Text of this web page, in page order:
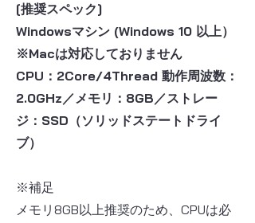
[推奨スペック]
Windowsマシン (Windows 10 以上）
※Macは対応しておりません
CPU：2Core/4Thread 動作周波数：
2.0GHz／メモリ：8GB／ストレー
ジ：SSD（ソリッドステートドライ
ブ）
※補足
メモリ8GB以上推奨のため、CPUは必